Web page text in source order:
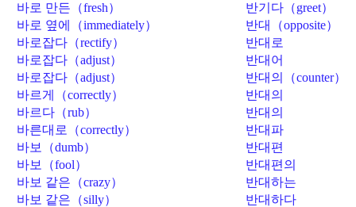
바로 만든（fresh）
바로 옆에（immediately）
바로잡다（rectify）
바로잡다（adjust）
바로잡다（adjust）
바르게（correctly）
바르다（rub）
바른대로（correctly）
바보（dumb）
바보（fool）
바보 같은（crazy）
바보 같은（silly）
반기다（greet）
반대（opposite）
반대로
（negatively）
반대어
（antonym）
반대의（counter）
반대의
（contrary）
반대의
（opposite）
반대파
（opposition
party）
반대편
（opposite）
반대편의
（opposite）
반대하는
（opposite）
반대하다